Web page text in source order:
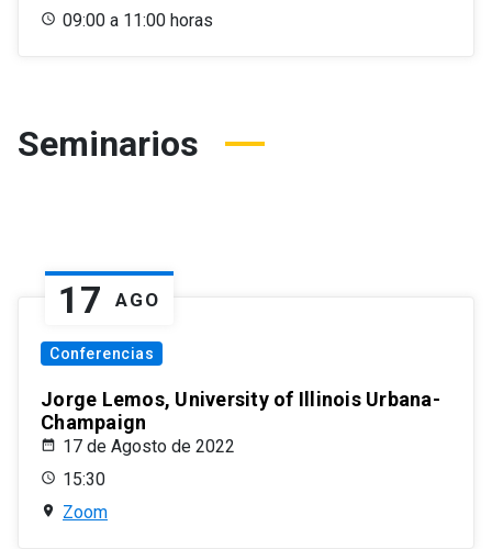
09:00 a 11:00 horas
Seminarios
17 AGO
Conferencias
Jorge Lemos, University of Illinois Urbana-
Champaign
17 de Agosto de 2022
15:30
Zoom